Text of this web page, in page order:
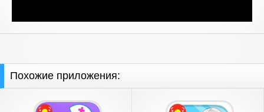
Похожие приложения: